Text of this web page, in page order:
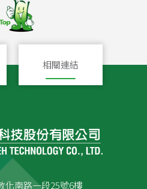
相關連結
化南路一段25號6樓